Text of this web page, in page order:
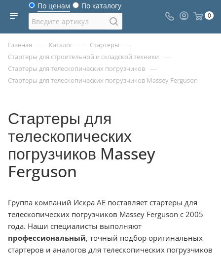
По ценам По каталогу
0
Главная — Каталог — Стартеры —
Стартеры для строительной и складской техники —
Стартеры для телескопических погрузчиков —
Стартеры для телескопических погрузчиков Massey Ferguson
Стартеры для
телескопических
погрузчиков Massey
Ferguson
Группа компаний Искра АЕ поставляет стартеры для
телескопических погрузчиков Massey Ferguson с 2005
года. Наши специалисты выполняют
профессиональный, точный подбор оригинальных
стартеров и аналогов для телескопических погрузчиков